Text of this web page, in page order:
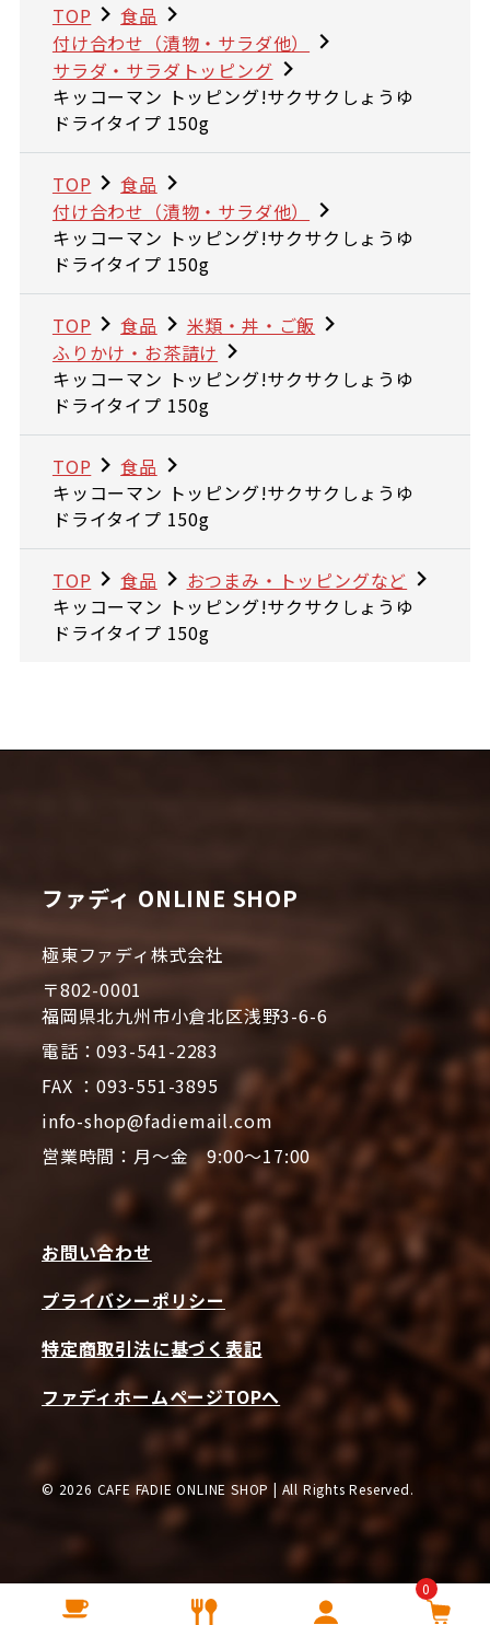
0
TOP
食品
付け合わせ（漬物・サラダ他）
サラダ・サラダトッピング
キッコーマン トッピング!サクサクしょうゆ
ドライタイプ 150g
TOP
食品
付け合わせ（漬物・サラダ他）
キッコーマン トッピング!サクサクしょうゆ
ドライタイプ 150g
TOP 食品
米類・丼・ご飯
ふりかけ・お茶請け
キッコーマン トッピング!サクサクしょうゆ
ドライタイプ 150g
TOP
食品
キッコーマン トッピング!サクサクしょうゆ
ドライタイプ 150g
TOP 食品
おつまみ・トッピングなど
キッコーマン トッピング!サクサクしょうゆ
ドライタイプ 150g
ファディ ONLINE SHOP
極東ファディ株式会社
〒802-0001
福岡県北九州市小倉北区浅野3-6-6
電話：093-541-2283
FAX ：093-551-3895
info-shop@fadiemail.com
営業時間：月～金 9:00～17:00
お問い合わせ
プライバシーポリシー
特定商取引法に基づく表記
ファディホームページTOPへ
© 2026 CAFE FADIE ONLINE SHOP | All Rights Reserved.